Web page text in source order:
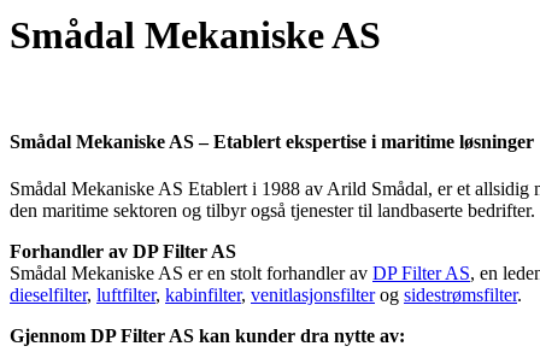
Smådal Mekaniske AS
Smådal Mekaniske AS – Etablert ekspertise i maritime løsninger
Smådal Mekaniske AS Etablert i 1988 av Arild Smådal, er et
den maritime sektoren og tilbyr også tjenester til landbaserte bedrifter.
Forhandler av DP Filter AS
Smådal Mekaniske AS er en stolt forhandler av DP Filter AS, en
dieselfilter, luftfilter, kabinfilter, venitlasjonsfilterog sidestrømsfilter.
Gjennom DP Filter AS kan kunder dra nytte av: